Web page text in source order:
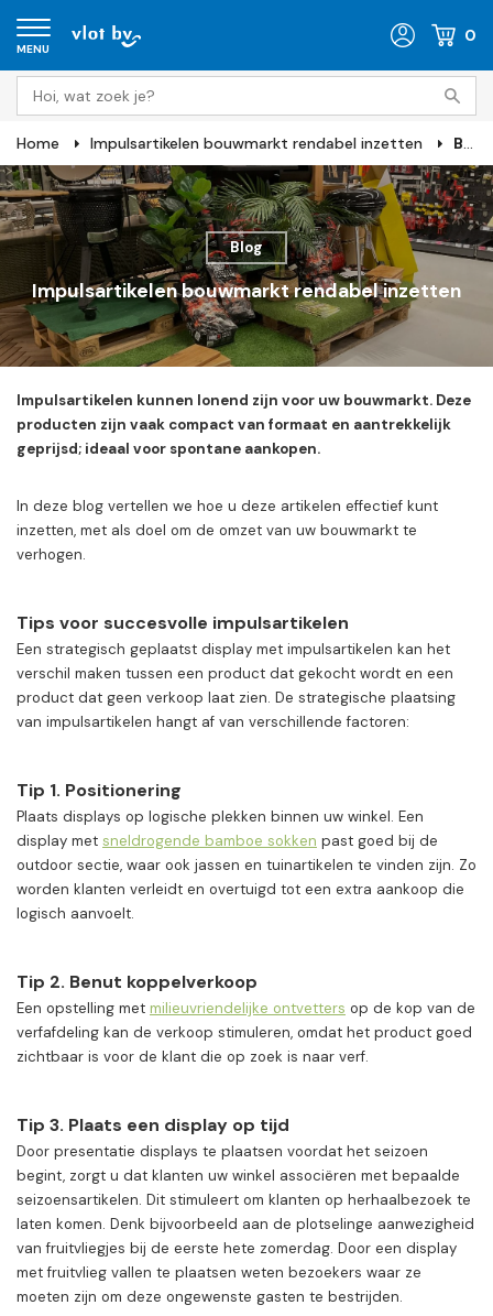
MENU
0
Home Impulsartikelen bouwmarkt rendabel inzetten Blog
Blog
Impulsartikelen bouwmarkt rendabel inzetten
Impulsartikelen kunnen lonend zijn voor uw bouwmarkt. Deze
producten zijn vaak compact van formaat en aantrekkelijk
geprijsd; ideaal voor spontane aankopen.
In deze blog vertellen we hoe u deze artikelen effectief kunt
inzetten, met als doel om de omzet van uw bouwmarkt te
verhogen.
Tips voor succesvolle impulsartikelen
Een strategisch geplaatst display met impulsartikelen kan het
verschil maken tussen een product dat gekocht wordt en een
product dat geen verkoop laat zien. De strategische plaatsing
van impulsartikelen hangt af van verschillende factoren:
Tip 1. Positionering
Plaats displays op logische plekken binnen uw winkel. Een
display met sneldrogende bamboe sokken past goed bij de
outdoor sectie, waar ook jassen en tuinartikelen te vinden zijn. Zo
worden klanten verleidt en overtuigd tot een extra aankoop die
logisch aanvoelt.
Tip 2. Benut koppelverkoop
Een opstelling met milieuvriendelijke ontvetters op de kop van de
verfafdeling kan de verkoop stimuleren, omdat het product goed
zichtbaar is voor de klant die op zoek is naar verf.
Tip 3. Plaats een display op tijd
Door presentatie displays te plaatsen voordat het seizoen
begint, zorgt u dat klanten uw winkel associëren met bepaalde
seizoensartikelen. Dit stimuleert om klanten op herhaalbezoek te
laten komen. Denk bijvoorbeeld aan de plotselinge aanwezigheid
van fruitvliegjes bij de eerste hete zomerdag. Door een display
met fruitvlieg vallen te plaatsen weten bezoekers waar ze
moeten zijn om deze ongewenste gasten te bestrijden.